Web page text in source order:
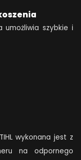
umożliwia szybkie i
wykonana jest z
na odpornego